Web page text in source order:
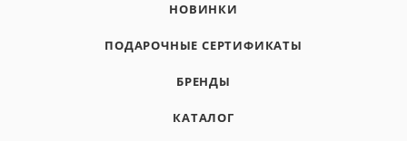
НОВИНКИ
ПОДАРОЧНЫЕ СЕРТИФИКАТЫ
БРЕНДЫ
КАТАЛОГ